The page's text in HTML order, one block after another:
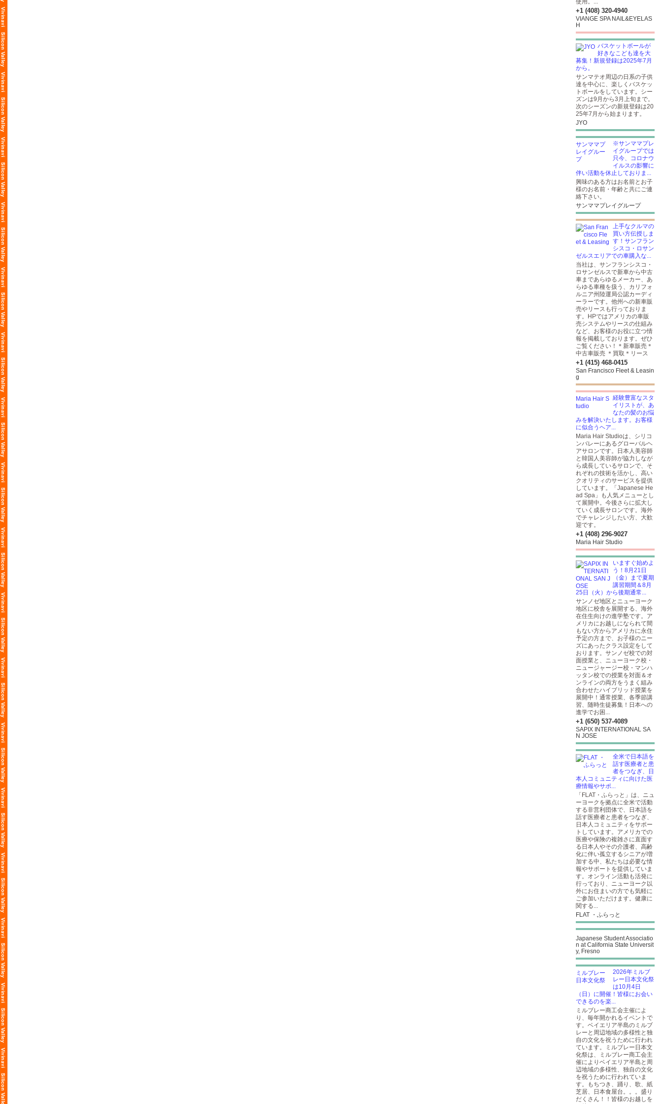
使用。...
+1 (408) 320-4940
VIANGE SPA NAIL&EYELAS
H
バスケットボールが
好きなこども達を大
募集！新規登録は2025年7月
から。
サンマテオ周辺の日系の子供
達を中心に、楽しくバスケッ
トボールをしています。シー
ズンは9月から3月上旬まで。
次のシーズンの新規登録は20
25年7月から始まります。
JYO
※サンママプレ
イグループでは
只今、コロナウ
イルスの影響に
伴い活動を休止しておりま...
興味のある方はお名前とお子
様のお名前・年齢と共にご連
絡下さい。
サンママプレイグループ
上手なクルマの
買い方伝授しま
す！サンフラン
シスコ・ロサン
ゼルスエリアでの車購入な...
当社は、サンフランシスコ・
ロサンゼルスで新車から中古
車まであらゆるメーカー、あ
らゆる車種を扱う、カリフォ
ルニア州陸運局公認カーディ
ーラーです。他州への新車販
売やリースも行っておりま
す。HPではアメリカの車販
売システムやリースの仕組み
など、お客様のお役に立つ情
報を掲載しております。ぜひ
ご覧ください！＊新車販売＊
中古車販売 ＊買取＊リース
+1 (415) 468-0415
San Francisco Fleet & Leasin
g
経験豊富なスタ
イリストが、あ
なたの髪のお悩
みを解決いたします。お客様
に似合うヘア...
Maria Hair Studioは、シリコ
ンバレーにあるグローバルヘ
アサロンです。日本人美容師
と韓国人美容師が協力しなが
ら成長しているサロンで、そ
れぞれの技術を活かし、高い
クオリティのサービスを提供
しています。「Japanese He
ad Spa」も人気メニューとし
て展開中。今後さらに拡大し
ていく成長サロンです。海外
でチャレンジしたい方、大歓
迎です。
+1 (408) 296-9027
Maria Hair Studio
いますぐ始めよ
う！8月21日
（金）まで夏期
講習期間＆8月
25日（火）から後期通常...
サンノゼ地区とニューヨーク
地区に校舎を展開する、海外
在住生向けの進学塾です。ア
メリカにお越しになられて間
もない方からアメリカに永住
予定の方まで、お子様のニー
ズにあったクラス設定をして
おります。サンノゼ校での対
面授業と、ニューヨーク校・
ニュージャージー校・マンハ
ッタン校での授業を対面＆オ
ンラインの両方をうまく組み
合わせたハイブリッド授業を
展開中！通常授業、各季節講
習、随時生徒募集！日本への
進学でお困...
+1 (650) 537-4089
SAPIX INTERNATIONAL SA
N JOSE
全米で日本語を
話す医療者と患
者をつなぎ、日
本人コミュニティに向けた医
療情報やサポ...
「FLAT・ふらっと」は、ニュ
ーヨークを拠点に全米で活動
する非営利団体で、日本語を
話す医療者と患者をつなぎ、
日本人コミュニティをサポー
トしています。アメリカでの
医療や保険の複雑さに直面す
る日本人やその介護者、高齢
化に伴い孤立するシニアが増
加する中、私たちは必要な情
報やサポートを提供していま
す。オンライン活動も活発に
行っており、ニューヨーク以
外にお住まいの方でも気軽に
ご参加いただけます。健康に
関する...
FLAT ・ふらっと
Japanese Student Associatio
n at California State Universit
y, Fresno
2026年ミルブ
レー日本文化祭
は10月4日
（日）に開催！皆様にお会い
できるのを楽...
ミルブレー商工会主催によ
り、毎年開かれるイベントで
す。ベイエリア半島のミルブ
レーと周辺地域の多様性と独
自の文化を祝うために行われ
ています。ミルブレー日本文
化祭は、ミルブレー商工会主
催によりベイエリア半島と周
辺地域の多様性、独自の文化
を祝うために行われていま
す。もちつき、踊り、歌、紙
芝居、日本食屋台。。。盛り
だくさん！！皆様のお越しを